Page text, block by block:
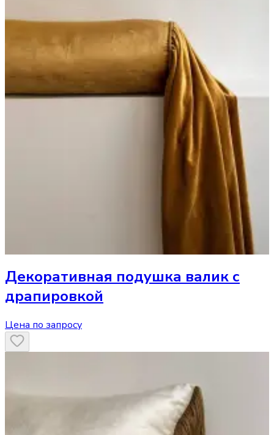
Декоративная подушка валик с
драпировкой
Цена по запросу